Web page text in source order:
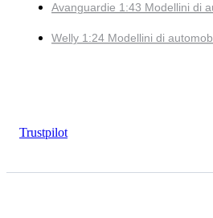
Avanguardie 1:43 Modellini di
Welly 1:24 Modellini di
Trustpilot